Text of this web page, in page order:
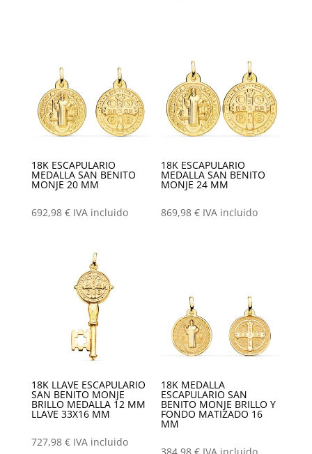
18K ESCAPULARIO
MEDALLA SAN BENITO
MONJE 20 MM
692,98 € IVA incluido
18K ESCAPULARIO
MEDALLA SAN BENITO
MONJE 24 MM
869,98€ IVA incluido
18K LLAVE ESCAPULARIO
SAN BENITO MONJE
BRILLO MEDALLA 12 MM
LLAVE 33X16 MM
727,98 € IVA incluido
18K MEDALLA
ESCAPULARIO SAN
BENITO MONJE BRILLO Y
FONDO MATIZADO 16
MM